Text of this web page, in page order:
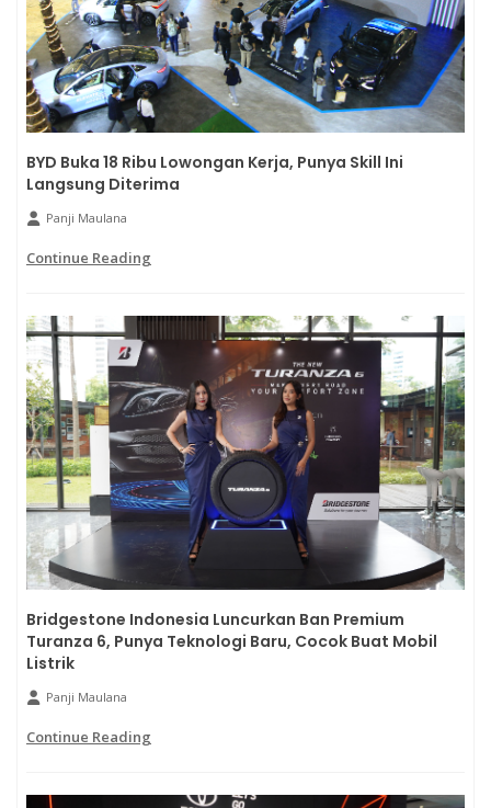
BYD Buka 18 Ribu Lowongan Kerja, Punya Skill Ini
Langsung Diterima
Panji Maulana
Continue Reading
Bridgestone Indonesia Luncurkan Ban Premium
Turanza 6, Punya Teknologi Baru, Cocok Buat Mobil
Listrik
Panji Maulana
Continue Reading